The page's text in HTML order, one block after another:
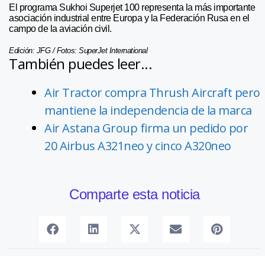
El programa Sukhoi Superjet 100 representa la más importante
asociación industrial entre Europa y la Federación Rusa en el
campo de la aviación civil.
Edición: JFG / Fotos: SuperJet International
También puedes leer...
Air Tractor compra Thrush Aircraft pero
mantiene la independencia de la marca
Air Astana Group firma un pedido por
20 Airbus A321neo y cinco A320neo
Comparte esta noticia